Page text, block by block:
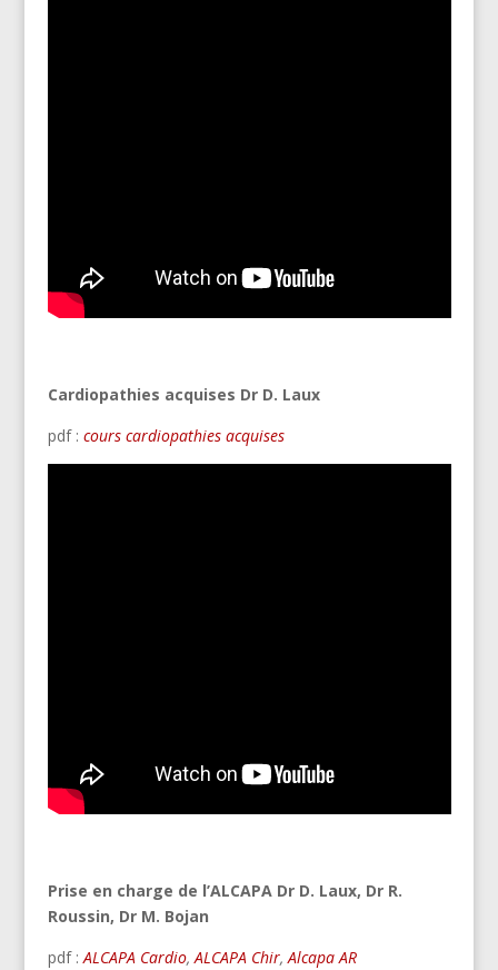
Cardiopathies acquises Dr D. Laux
pdf : cours cardiopathies acquises
Prise en charge de l’ALCAPA Dr D. Laux, Dr R.
Roussin, Dr M. Bojan
pdf :ALCAPA Cardio,ALCAPA Chir,Alcapa AR